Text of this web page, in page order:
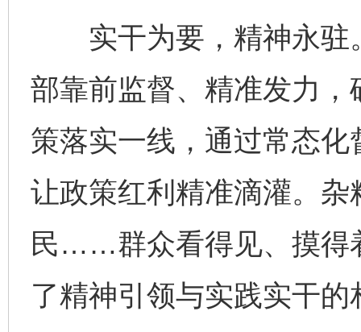
实干为要，精神永驻
部靠前监督、精准发力
策落实一线，通过常态
让政策红利精准滴灌。
民……群众看得见、摸得
了精神引领与实践实干的